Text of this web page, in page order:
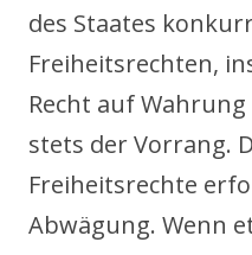
des Staates
Freiheitsrechten,
Recht auf
stets der Vorrang.
Freiheitsrechte
Abwägung. Wenn